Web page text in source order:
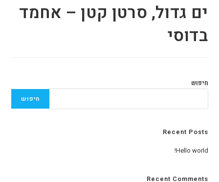
ים גדול, סרטן קטן – אחמד
בדוסי
חיפוש
חיפוש
Recent Posts
Hello world!
Recent Comments